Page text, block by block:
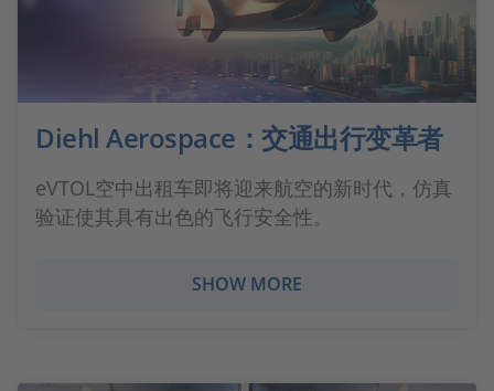
Diehl Aerospace：交通出行变革者
eVTOL空中出租车即将迎来航空的新时代，仿真
验证使其具有出色的飞行安全性。
SHOW MORE